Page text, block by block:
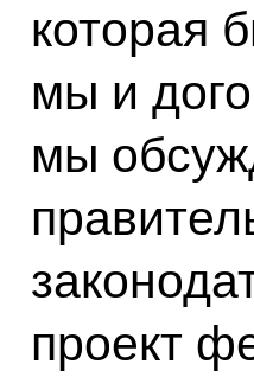
которая
мы и
мы
проект